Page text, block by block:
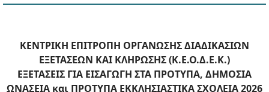
ΚΕΝΤΡΙΚΗ ΕΠΙΤΡΟΠΗ ΟΡΓΑΝΩΣΗΣ ΔΙΑΔΙΚΑΣΙΩΝ
ΕΞΕΤΑΣΕΩΝ ΚΑΙ ΚΛΗΡΩΣΗΣ (Κ.Ε.Ο.Δ.Ε.Κ.)
ΕΞΕΤΑΣΕΙΣ ΓΙΑ ΕΙΣΑΓΩΓΗ ΣΤΑ ΠΡΟΤΥΠΑ, ΔΗΜΟΣΙΑ
ΩΝΑΣΕΙΑ και ΠΡΟΤΥΠΑ ΕΚΚΛΗΣΙΑΣΤΙΚΑ ΣΧΟΛΕΙΑ 2026